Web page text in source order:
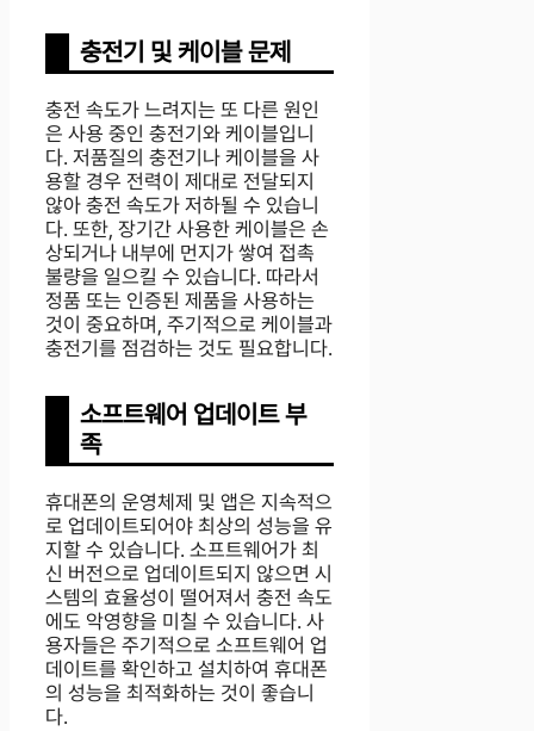
충전기 및 케이블 문제
충전 속도가 느려지는 또 다른 원인
은 사용 중인 충전기와 케이블입니
다. 저품질의 충전기나 케이블을 사
용할 경우 전력이 제대로 전달되지
않아 충전 속도가 저하될 수 있습니
다. 또한, 장기간 사용한 케이블은 손
상되거나 내부에 먼지가 쌓여 접촉
불량을 일으킬 수 있습니다. 따라서
정품 또는 인증된 제품을 사용하는
것이 중요하며, 주기적으로 케이블과
충전기를 점검하는 것도 필요합니다.
소프트웨어 업데이트 부
족
휴대폰의 운영체제 및 앱은 지속적으
로 업데이트되어야 최상의 성능을 유
지할 수 있습니다. 소프트웨어가 최
신 버전으로 업데이트되지 않으면 시
스템의 효율성이 떨어져서 충전 속도
에도 악영향을 미칠 수 있습니다. 사
용자들은 주기적으로 소프트웨어 업
데이트를 확인하고 설치하여 휴대폰
의 성능을 최적화하는 것이 좋습니
다.